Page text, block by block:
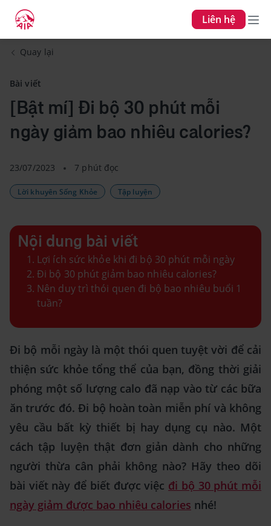
Liên hệ
Quay lại
Bài viết
[Bật mí] Đi bộ 30 phút mỗi
ngày giảm bao nhiêu calories?
23/07/2023 7 phút đọc
Lời khuyên Sống Khỏe Tập luyện
Nội dung bài viết
Lợi ích sức khỏe khi đi bộ 30 phút mỗi ngày
Đi bộ 30 phút giảm bao nhiêu calories?
Nên duy trì thói quen đi bộ bao nhiêu buổi 1
tuần?
Đi bộ mỗi ngày là một thói quen tuyệt vời để cải
thiện sức khỏe tổng thể của bạn, đồng thời giải
phóng một số lượng calo đã nạp vào từ các bữa
ăn trước đó. Đi bộ hoàn toàn miễn phí và không
yêu cầu bất kỳ thiết bị hay dụng cụ nào. Một
cách tập luyện thật đơn giản dành cho những
người thừa cân phải không nào? Hãy theo dõi
bài viết này để biết được việc đi bộ 30 phút mỗi
ngày giảm được bao nhiêu calories nhé!